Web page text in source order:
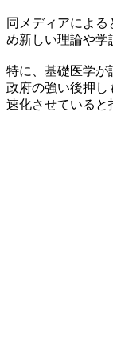
同メディアによ
め新しい理論や学
特に、基礎医学が
政府の強い後押し
速化させていると